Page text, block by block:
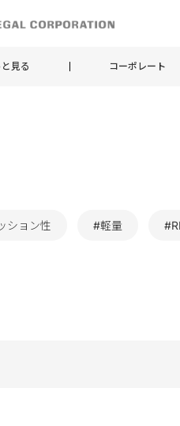
見る コーポレート
ション性 #軽量